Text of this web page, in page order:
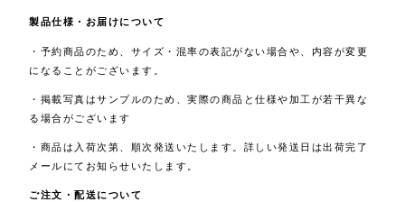
製品仕様・お届けについて
・予約商品のため、サイズ・混率の表記がない場合や、内容が変更
になることがございます。
・掲載写真はサンプルのため、実際の商品と仕様や加工が若干異な
る場合がございます
・商品は入荷次第、順次発送いたします。詳しい発送日は出荷完了
メールにてお知らせいたします。
ご注文・配送について